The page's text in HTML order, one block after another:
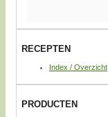
RECEPTEN
Index / Overzicht
PRODUCTEN